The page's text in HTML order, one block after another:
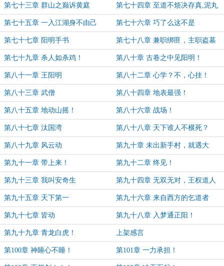
第七十三章 群山之巅诉黄庭 第七十四章 至道不烦决存真,泥丸
百节皆有神！
第七十五章 一入江湖身不由己 第七十六章 巧了么这不是
第七十七章 阳明手书 第七十八章 兼职绑匪，主职盗墓
第七十九章 杀人如杀鸡！ 第八十章 古卷之中见阳明！
第八十一章 王阳明 第八十二章 心学？不，心挂！
第八十三章 武僧 第八十四章 地表最强！
第八十五章 地动山摇！ 第八十六章 战场！
第八十七章 汰国湾 第八十八章 天下谁人不横死？
第八十九章 风云动 第九十章 未出新手村，就遇大
boss！
第九十一章 带上来！ 第九十二章 终见！
第九十三章 我叫安奇生 第九十四章 无双无对，王权道人
第九十五章 天下第一 第九十六章 来自西方的乞道者
第九十七章 皆动 第九十八章 入梦通正阳！
第九十九章 青龙白虎！ 上架感言
第100章 神睡心不睡！ 第101章 一力承担！